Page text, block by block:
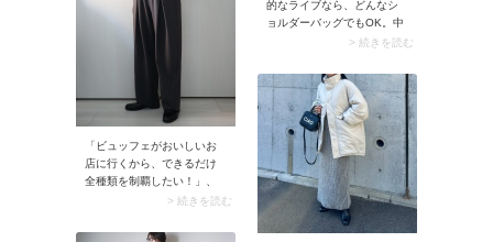
プにボリュームが足され今
っぽいバランスに仕上がり
的なライブなら、どんなシ
ョルダーバッグでもOK。中
でもイチ押しは「2WAYのシ
にはもちろんハンドバッグ
としても持てるので、使い
勝手は抜群です。
> 続きを読む
「ビュッフェがおいしいお
店に行くから、できるだけ
全種類を制覇したい！」、
そんな場所での女子会はお
トがきつくなってもわかり
> 続きを読む